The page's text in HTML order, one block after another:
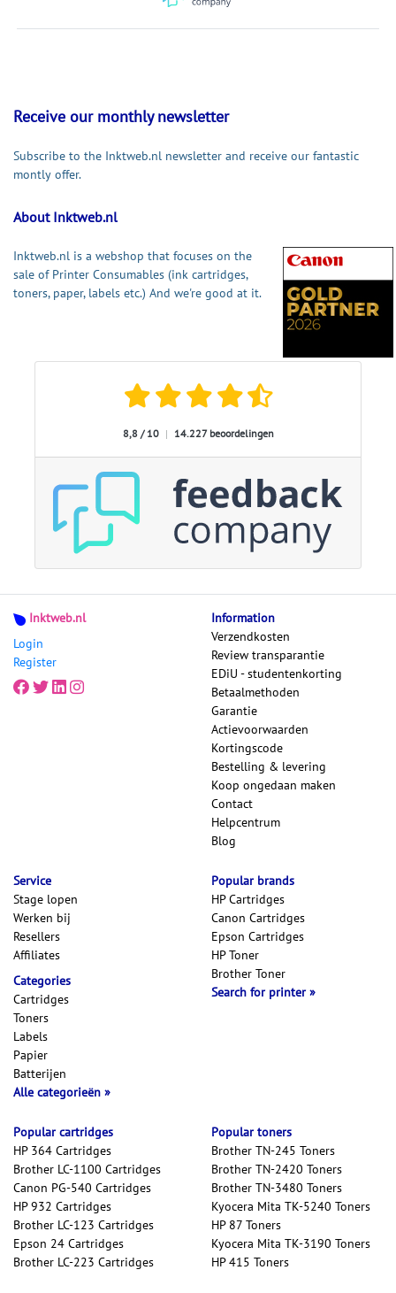
Receive our monthly newsletter
Subscribe to the Inktweb.nl newsletter and receive our fantastic
montly offer.
About Inktweb.nl
Inktweb.nl is a webshop that focuses on the
sale of Printer Consumables (ink cartridges,
toners, paper, labels etc.) And we're good at it.
8,8 / 10 | 14.227 beoordelingen
Inktweb.nl
Login
Register
Information
Verzendkosten
Review transparantie
EDiU - studentenkorting
Betaalmethoden
Garantie
Actievoorwaarden
Kortingscode
Bestelling & levering
Koop ongedaan maken
Contact
Helpcentrum
Blog
Service
Stage lopen
Werken bij
Resellers
Affiliates
Categories
Cartridges
Toners
Labels
Papier
Batterijen
Alle categorieën
Popular cartridges
HP 364 Cartridges
Brother LC-1100 Cartridges
Canon PG-540 Cartridges
HP 932 Cartridges
Brother LC-123 Cartridges
Epson 24 Cartridges
Brother LC-223 Cartridges
Popular toners
Brother TN-245 Toners
Brother TN-2420 Toners
Brother TN-3480 Toners
Kyocera Mita TK-5240 Toners
HP 87 Toners
Kyocera Mita TK-3190 Toners
HP 415 Toners
Popular brands
HP Cartridges
Canon Cartridges
Epson Cartridges
HP Toner
Brother Toner
Search for printer